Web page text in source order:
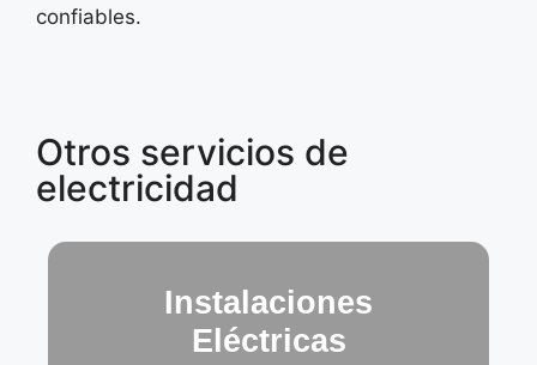
confiables.
Otros servicios de
electricidad
Instalaciones
Eléctricas